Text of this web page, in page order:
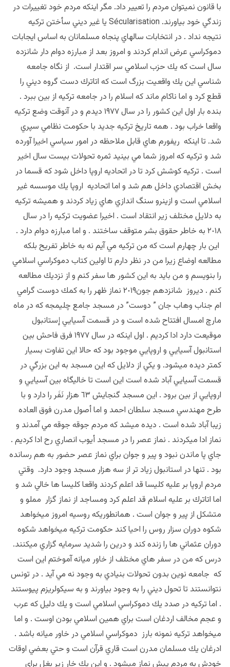
با قانون نميتوان مردم را تعيير داد. مگر اينكه مردم خود تغييرات در
زندگي خود بياورند. Sécularisation يا غير ديني سأختن تركيه
نتيجه نداد . در انتخابات سالهاي پنجاه مسلمانان به اساس ايجابات
دموكراسي عرض اندام كردند و امروز بعد از مبارزه دوام دار شانزده
سال است كه يك حزب اسلامي سر اقتدار است. از نگاه جامعه
شناسي اين يك واقعيت بزرگ است كه اتاترك دست گروه ديني را
قطع كرد و اما ناكام ماند كه اسلام را در جامعه تركيه از بين ببرد .
بنده بار اول اين كشور را در سال ١٩٧٧ ديدم و در آنوقت وضع تركيه
واقعا خراب بود . همه تاريخ تركيه جديد با حكومت نظامي سپري
شد. تا اينكه ريفورم هاي قابل ملاحظه در امور سياسي اخيرا آورده
شد و تركيه كه امروز شما مي بينيد ثمره تحولات بيست سال اخير
است . تركيه كوشش كرد تا در اتحاديه اروپا داخل شود كه قسما در
بخش اقتصادي داخل هم شد و اما اتحاديه اروپا يك موسسه غير
اسلامي است و ازينرو سنگ اندازي هاي زياد كردند و هميشه تركيه
به دلايل مختلف زير انتقاد است . اخيرا عضويت تركيه را در سال
٢٠١٨ به خاطر حقوق بشر متوقف ساختند . و اما مبارزه دوام دارد .
اين بار چهارم است كه من تركيه مي آيم نه به خاطر تفريح بلكه
مطالعه اوضاع زيرا من در نظر دارم تا اولين كتاب دموكراسي اسلامي
را بنويسم و من بايد به اين كشور ها سفر كنم و از نزديك مطالعه
كنم . ديروز شانزدهم جون٢٠١٩ نماز ظهر را به كمك دوست گرامي
ام جناب وهاب جان ” دوست” در مسجد جامع چليمجه كه در ماه
مارچ امسال افتتاح شده است و در قسمت آسيايي إستانبول
موقيعت دارد ادا كرديم . اول اينكه در سال ١٩٧٧ فرق فاحش بين
استانبول آسيايي و اروپايي موجود بود كه حالا اين تفاوت بسيار
كمتر ديده ميشود. و يكي از دلايل كه اين مسجد به اين بزرگي در
قسمت آسيايي آباد شده است اين است تا خاليگاه بين آسيايي و
اروپايي از بين برود . اين مسجد گنجايش ٦٣ هزار نَفَر را دارد و با
طرح مهندسي مسجد سلطان احمد و اما أصول مدرن فوق العاده
زيبا آباد شده است . ديده ميشد كه مردم جوقه جوقه مي آمدند و
نماز ادا ميكردند . نماز عصر را در مسجد أيوب انصاري رح ادا كرديم .
جاي پا ماندن نبود و پير و جوان براي نماز عصر حضور به هم رسانده
بود . تنها در استانبول زياد تر از سه هزار مسجد وجود دارد. وقتي
مردم اروپا بر عليه كليسا قد اعلم كردند واقعا كليسا ها خالي شد و
اما اتاترك بر عليه اسلام قد اعلم كرد ومساجد از نماز گزار مملو و
متشكل از پير و جوان است . همانطوريكه روسيه امروز ميخواهد
شكوه دوران سزار روس را احيا كند حكومت تركيه ميخواهد شكوه
دوران عثماني ها را زنده كند و درين را شديد سرمايه گزاري ميكنند.
درس كه من در سفر هاي مختلف از خاور ميانه آموختم اين است
كه جامعه نوين بدون تحولات بنيادي به وجود نه مي آيد . در تونس
نتوانستند تا تحول ديني را به وجود بياورند و به سيكولريزم پيوستند
. اما تركيه در صدد يك دموكراسي اسلامي است و يك دليل كه عرب
و عجم مخالف اردغان است براي همين اسلامي بودن اوست . و اما
ميخواهد تركيه نمونه بارز دموكراسي اسلامي در خاور ميانه باشد .
ادرغان يك مسلمان مدرن است قاري قرآن است و حتي بعضي اوقات
خودش به مردم پيش نماز ميشود . و اين يك خار زير بغل براي